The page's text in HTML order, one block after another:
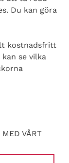
Du kan göra
kostnadsfritt
se vilka
VÅRT